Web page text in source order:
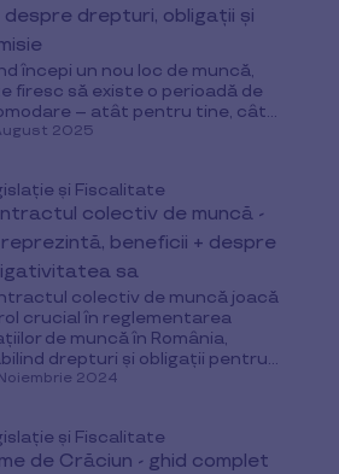
despre drepturi, obligații și
începi un nou loc de muncă,
firesc să existe o perioadă de
– atât pentru tine, cât...
2025
și Fiscalitate
colectiv de muncă -
beneficii + despre
sa
colectiv de muncă joacă
crucial în reglementarea
de muncă în România,
drepturi și obligații pentru...
2024
și Fiscalitate
de Crăciun - ghid complet